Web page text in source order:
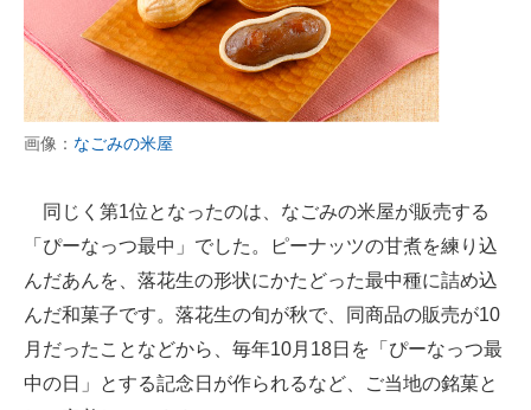
画像： なごみの米屋
同じく第1位となったのは、なごみの米屋が販売する
「ぴーなっつ最中」でした。ピーナッツの甘煮を練り込
んだあんを、落花生の形状にかたどった最中種に詰め込
んだ和菓子です。落花生の旬が秋で、同商品の販売が10
月だったことなどから、毎年10月18日を「ぴーなっつ最
中の日」とする記念日が作られるなど、ご当地の銘菓と